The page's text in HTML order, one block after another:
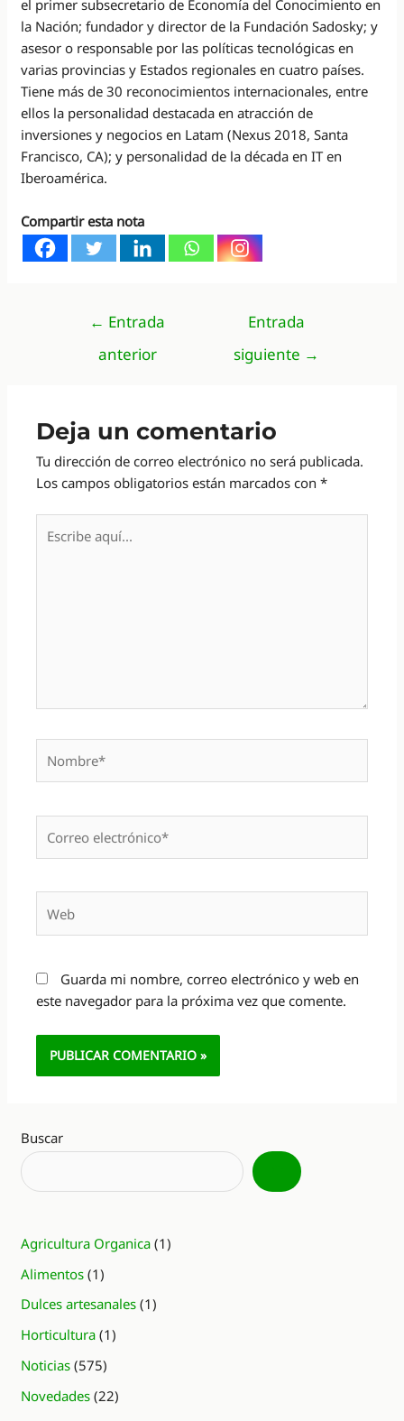
el primer subsecretario de Economía del Conocimiento en
la Nación; fundador y director de la Fundación Sadosky; y
asesor o responsable por las políticas tecnológicas en
varias provincias y Estados regionales en cuatro países.
Tiene más de 30 reconocimientos internacionales, entre
ellos la personalidad destacada en atracción de
inversiones y negocios en Latam (Nexus 2018, Santa
Francisco, CA); y personalidad de la década en IT en
Iberoamérica.
Compartir esta nota
Navegación
entradas
← Entrada
anterior
Entrada
siguiente →
Deja un comentario
Tu dirección de correo electrónico no será publicada.
Los campos obligatorios están marcados con*
aquí...
electrónico*
Guarda mi nombre, correo electrónico y web en
este navegador para la próxima vez que comente.
Buscar
Agricultura Organica (1)
Alimentos (1)
Dulces artesanales (1)
Horticultura (1)
Noticias (575)
Novedades (22)